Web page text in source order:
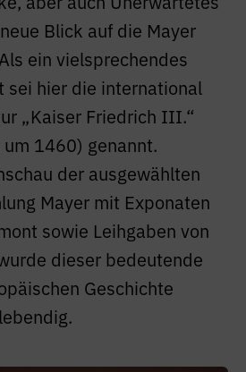
Blick auf die Mayer
ein vielsprechendes
sei hier die international
„Kaiser Friedrich III.“
1460) genannt.
der ausgewählten
Mayer mit Exponaten
sowie Leihgaben von
dieser bedeutende
Geschichte